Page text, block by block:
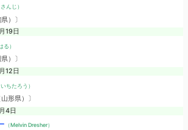
んじ）
）〕
19日
る）
）〕
12日
ちたろう）
形県）〕
4日
（Melvin Dresher）